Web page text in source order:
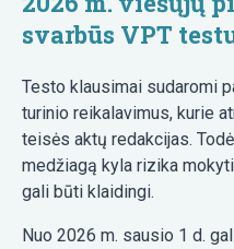
svarbūs VPT
Testo klausimai sudaromi
turinio reikalavimus, kurie
teisės aktų redakcijas.
medžiagą kyla rizika
gali būti klaidingi.
Nuo 2026 m. sausio 1 d.